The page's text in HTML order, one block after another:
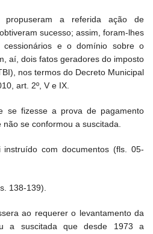
a referida ação de
sucesso; assim, foram-lhes
cessionários e o domínio sobre o
aí, dois fatos geradores do imposto
nos termos do Decreto Municipal
art. 2º, V e IX.
se fizesse a prova de pagamento
se conformou a suscitada.
com documentos (fls. 05-
138-139).
ao requerer o levantamento da
a suscitada que desde 1973 a